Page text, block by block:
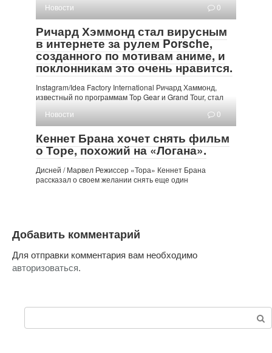
Новости
0
Ричард Хэммонд стал вирусным
в интернете за рулем Porsche,
созданного по мотивам аниме, и
поклонникам это очень нравится.
Instagram/Idea Factory International Ричард Хаммонд,
известный по программам Top Gear и Grand Tour, стал
Новости
0
Кеннет Брана хочет снять фильм
о Торе, похожий на «Логана».
Дисней / Марвел Режиссер «Тора» Кеннет Брана
рассказал о своем желании снять еще один
Добавить комментарий
Для отправки комментария вам необходимо
авторизоваться.
Поиск: